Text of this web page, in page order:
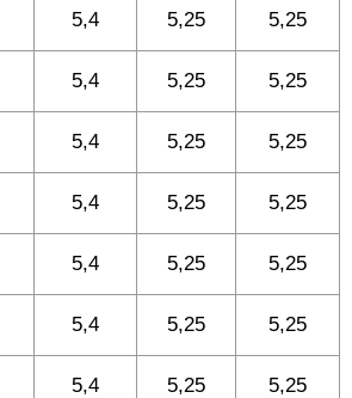
5,4 5,25 5,25
5,4 5,25 5,25
5,4 5,25 5,25
5,4 5,25 5,25
5,4 5,25 5,25
5,4 5,25 5,25
5,4 5,25 5,25